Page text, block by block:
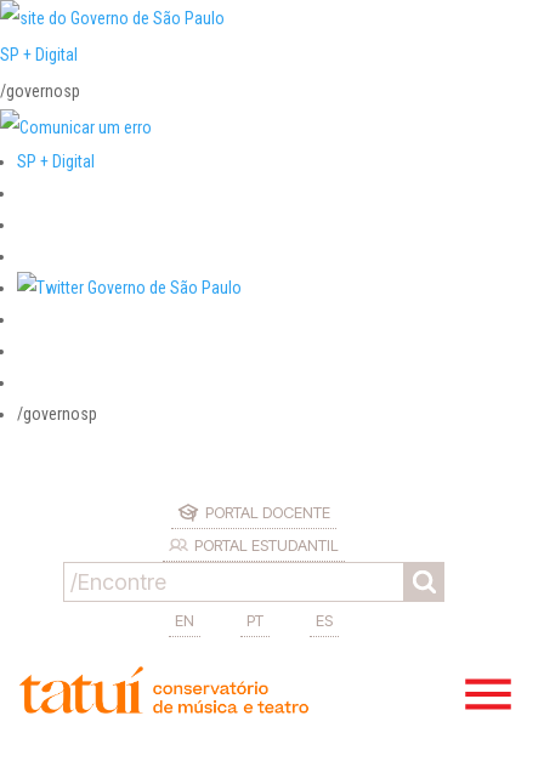
SP + Digital
/governosp
SP + Digital
/governosp
PORTAL DOCENTE
PORTAL ESTUDANTIL
EN PT ES